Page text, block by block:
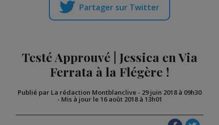
Partager sur Twitter
Testé Approuvé | Jessica en Via
Ferrata à la Flégère !
Publié par La rédaction Montblanclive - 29 juin 2018 à 09h30
- Mis à jour le 16 août 2018 à 13h01